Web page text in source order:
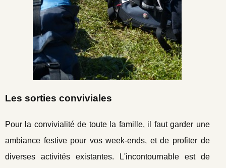
Les sorties conviviales
Pour la convivialité de toute la famille, il faut garder une
ambiance festive pour vos week-ends, et de profiter de
diverses activités existantes. L'incontournable est de